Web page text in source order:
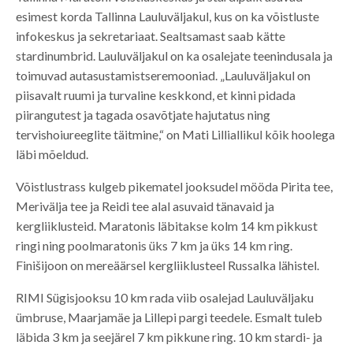
esimest korda Tallinna Lauluväljakul, kus on ka võistluste
infokeskus ja sekretariaat. Sealtsamast saab kätte
stardinumbrid. Lauluväljakul on ka osalejate teenindusala ja
toimuvad autasustamistseremooniad. „Lauluväljakul on
piisavalt ruumi ja turvaline keskkond, et kinni pidada
piirangutest ja tagada osavõtjate hajutatus ning
tervishoiureeglite täitmine,“ on Mati Lilliallikul kõik hoolega
läbi mõeldud.
Võistlustrass kulgeb pikematel jooksudel mööda Pirita tee,
Merivälja tee ja Reidi tee alal asuvaid tänavaid ja
kergliiklusteid. Maratonis läbitakse kolm 14 km pikkust
ringi ning poolmaratonis üks 7 km ja üks 14 km ring.
Finišijoon on mereäärsel kergliiklusteel Russalka lähistel.
RIMI Sügisjooksu 10 km rada viib osalejad Lauluväljaku
ümbruse, Maarjamäe ja Lillepi pargi teedele. Esmalt tuleb
läbida 3 km ja seejärel 7 km pikkune ring. 10 km stardi- ja